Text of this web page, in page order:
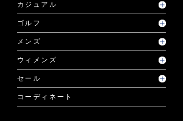
カジュアル
ゴルフ
メンズ
ウィメンズ
セール
コーディネート